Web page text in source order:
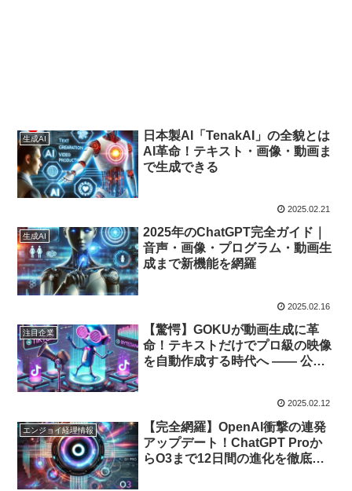
生成AI
日本製AI「TenakAI」の全貌とは
AI革命！テキスト・画像・動画ま
で生成できる
2025.02.21
生成AI
2025年のChatGPT完全ガイド｜
音声・画像・プログラム・動画生
成まで新機能を網羅
2025.02.16
注目企業
【驚愕】GOKUが動画生成に革
命！テキストだけでプロ級の映像
を自動作成する時代へ ―― 公式
2025.02.12
エンジョイ経理情報
【完全網羅】OpenAI衝撃の連発
アップデート！ChatGPT Proか
らO3まで12日間の進化を徹底解